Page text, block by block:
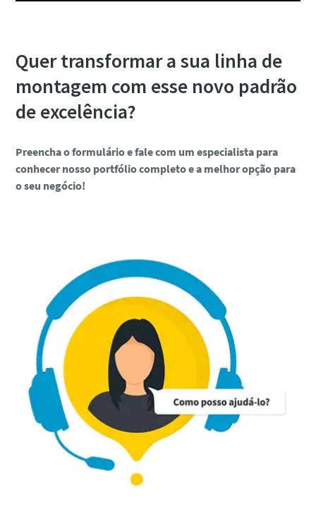
Quer transformar a sua linha de
montagem com esse novo padrão
de excelência?
Preencha o formulário e fale com um especialista para
conhecer nosso portfólio completo e a melhor opção para
o seu negócio!